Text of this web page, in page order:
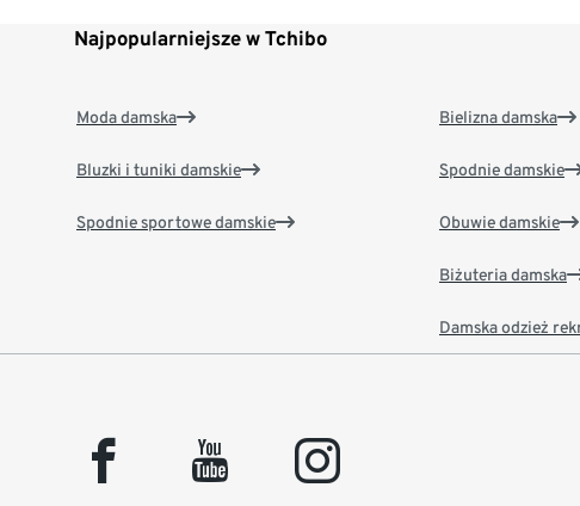
Najpopularniejsze w Tchibo
Moda damska
Bluzki i tuniki damskie
Spodnie sportowe damskie
Bielizna damska
Spodnie damskie
Obuwie damskie
Biżuteria damska
Damska odzież
facebook youtube instagram